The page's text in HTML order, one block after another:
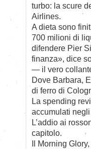
turbo: la scure
Airlines.
A dieta sono
700 milioni di
difendere Pier
finanza», dice
— il vero
Dove Barbara,
di ferro di
La spending
accumulati
L’addio ai
capitolo.
Il Morning